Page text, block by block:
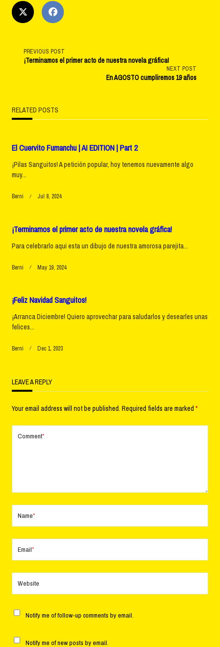
<span
screen-
text">Page</span>
PREVIOUS POST
¡Terminamos el primer acto de nuestra novela gráfica!
NEXT POST
En AGOSTO cumpliremos 19 años
RELATED POSTS
El Cuervito Fumanchu | AI EDITION | Part 2
¡Pilas Sanguitos! A petición popular, hoy tenemos nuevamente algo
muy...
Berni Jul 8, 2024
¡Terminamos el primer acto de nuestra novela gráfica!
Para celebrarlo aqui esta un dibujo de nuestra amorosa parejita...
Berni May 19, 2024
¡Feliz Navidad Sanguitos!
¡Arranca Diciembre! Quiero aprovechar para saludarlos y desearles unas
felices...
Berni Dec 1, 2023
LEAVE A REPLY
Your email address will not be published. Required fields are marked *
Comment*
Name*
Email*
Website
Notify me of follow-up comments by email.
Notify me of new posts by email.